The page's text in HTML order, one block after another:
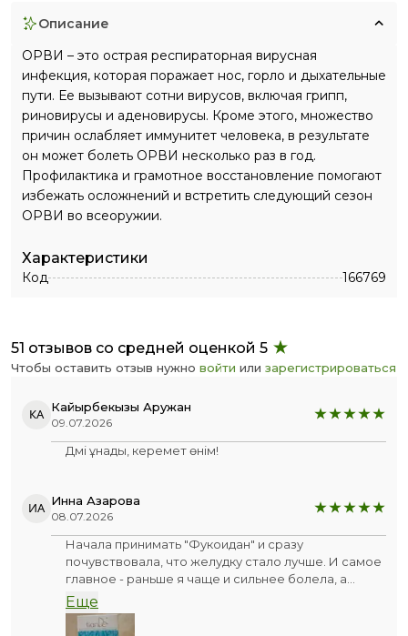
описание
ОРВИ – это острая респираторная вирусная
инфекция, которая поражает нос, горло и дыхательные
пути. Ее вызывают сотни вирусов, включая грипп,
риновирусы и аденовирусы. Кроме этого, множество
причин ослабляет иммунитет человека, в результате
он может болеть ОРВИ несколько раз в год.
Профилактика и грамотное восстановление помогают
избежать осложнений и встретить следующий сезон
ОРВИ во всеоружии.
Характеристики
Код 166769
51 отзывов со средней оценкой 5
Чтобы оставить отзыв нужно войти или зарегистрироваться
КА Кайырбекызы Аружан
09.07.2026
Дәмі ұнады, керемет өнім!
ИА Инна Азарова
08.07.2026
Начала принимать "Фукоидан" и сразу
почувствовала, что желудку стало лучше. И самое
главное - раньше я чаще и сильнее болела, а
сейчас быстро восстанавливаюсь, благодаря
БАДу.
Еще